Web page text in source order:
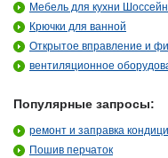
Мебель для кухни
Крючки для ванной
Открытое вправление и
вентиляционное
Популярные запросы:
ремонт и заправка
Пошив перчаток